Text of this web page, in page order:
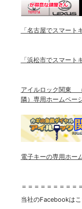
「名古屋でスマート
「浜松市でスマート
アイルロック関東
隣）専用ホームペー
電子キーの専用ホー
＝＝＝＝＝＝＝＝＝
当社のFacebookは